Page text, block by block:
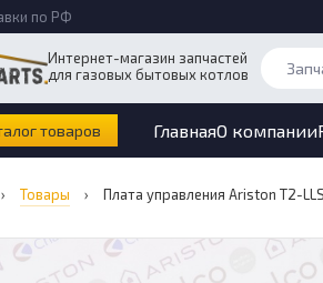
по РФ
Интернет-магазин запчастей
для газовых бытовых котлов
товаров ГлавнаяО компании
› Товары › Плата управления Ariston T2-